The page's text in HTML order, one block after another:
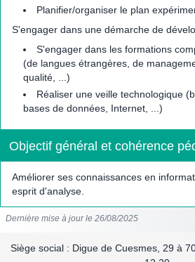
Planifier/organiser le plan
S'engager dans une démarche de
S'engager dans les formations
(de langues étrangères, de
qualité, ...)
Réaliser une veille technologique
bases de données, Internet, ...)
Objectif général et cohérence
Améliorer ses connaissances en
esprit d'analyse.
Dernière mise à jour le 26/08/2025
Siège social : Digue de Cuesmes, 29 à